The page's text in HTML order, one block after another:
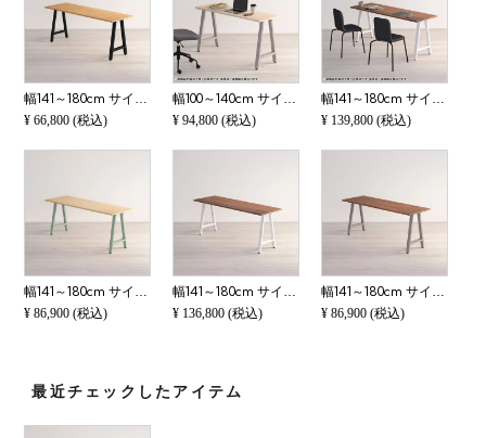
¥ 66,800 (税込)
¥ 94,800 (税込)
¥ 139,800 (税込)
¥ 86,900 (税込)
¥ 136,800 (税込)
¥ 86,900 (税込)
最近チェックしたアイテム